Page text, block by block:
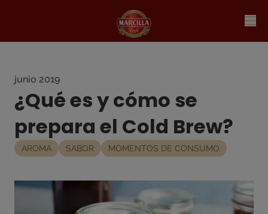
junio 2019
¿Qué es y cómo se
prepara el Cold Brew?
AROMA SABOR MOMENTOS DE CONSUMO